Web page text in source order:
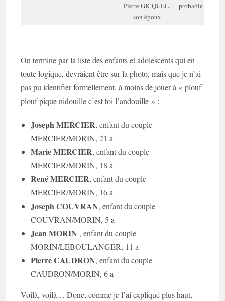
Pierre GICQUEL,
son époux
probable
On termine par la liste des enfants et adolescents qui en
toute logique, devraient être sur la photo, mais que je n’ai
pas pu identifier formellement, à moins de jouer à « plouf
plouf pique nidouille c’est toi l’andouille » :
Joseph MERCIER, enfant du couple
MERCIER/MORIN, 21 a
Marie MERCIER, enfant du couple
MERCIER/MORIN, 18 a
René MERCIER, enfant du couple
MERCIER/MORIN, 16 a
Joseph COUVRAN, enfant du couple
COUVRAN/MORIN, 5 a
Jean MORIN , enfant du couple
MORIN/LEBOULANGER, 11 a
Pierre CAUDRON, enfant du couple
CAUDRON/MORIN, 6 a
Voilà, voilà… Donc, comme je l’ai expliqué plus haut,